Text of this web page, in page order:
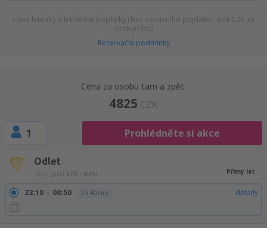
Cena letenky s letištními poplatky (bez servisního poplatku: 674 CZK za
cestujícího)
Rezervační podmínky
Cena za osobu tam a zpět:
4825 CZK
1 Prohlédněte si akce
Odlet
16 říj (pát) KRK - MAN Přímý let
23:10 00:50 2h 40min detaily